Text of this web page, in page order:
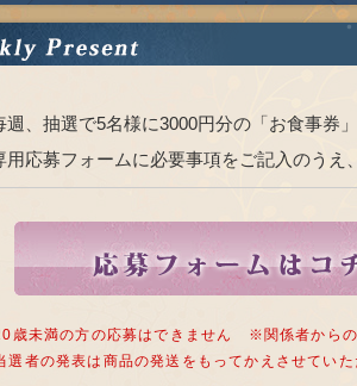
週、抽選で5名様に3000円分の「お食事券
用応募フォームに必要事項をご記入のうえ
歳未満の方の応募はできません ※関係者からの
選者の発表は商品の発送をもってかえさせていた